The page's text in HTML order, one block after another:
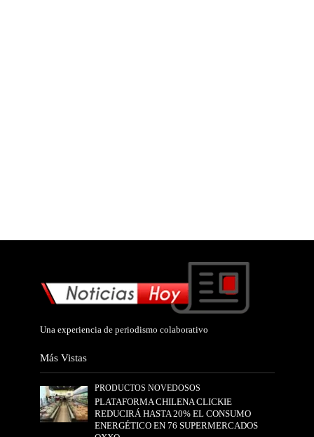
Una experiencia de periodismo colaborativo
Más Vistas
PRODUCTOS NOVEDOSOS
PLATAFORMA CHILENA CLICKIE
REDUCIRÁ HASTA 20% EL CONSUMO
ENERGÉTICO EN 76 SUPERMERCADOS